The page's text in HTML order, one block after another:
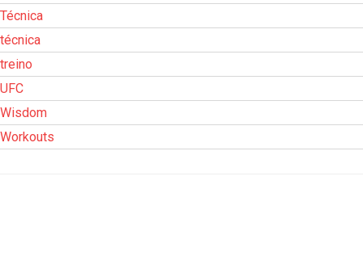
Técnica
técnica
treino
UFC
Wisdom
Workouts